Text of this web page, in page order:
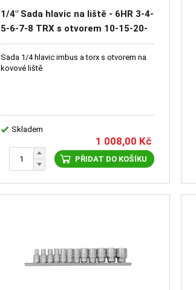
1/4" Sada hlavic na liště - 6HR 3-4-
5-6-7-8 TRX s otvorem 10-15-20-
25-30-40
Sada 1/4 hlavic imbus a torx s otvorem na
kovové liště
Skladem
1 008,00 Kč
PŘIDAT DO KOŠÍKU